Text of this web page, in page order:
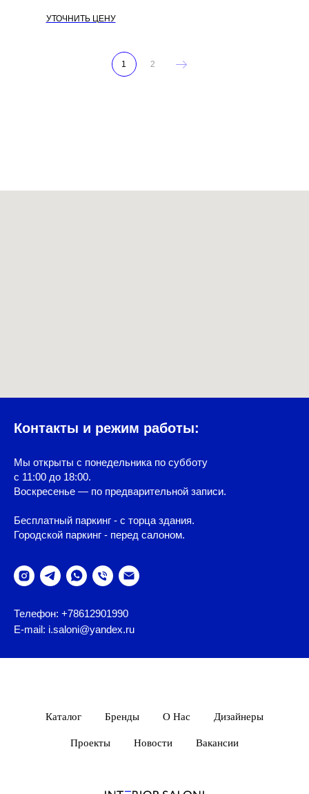
УТОЧНИТЬ ЦЕНУ
1 2
Контакты и режим работы:
Мы открыты с понедельника по субботу
с 11:00 до 18:00.
Воскресенье — по предварительной записи.
Бесплатный паркинг - с торца здания.
Городской паркинг - перед салоном.
Телефон: +78612901990
E-mail: i.saloni@yandex.ru
Каталог Бренды О Нас Дизайнеры
Проекты Новости Вакансии